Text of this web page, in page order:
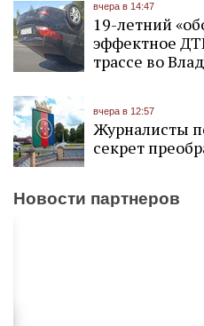
вчера в 14:47
19-летний
эффектное
трассе во
вчера в 12:57
Журналисты
секрет
Новости партнеров